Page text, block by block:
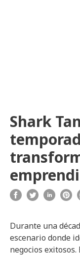
Shark
Durante una
escenario donde
negocios